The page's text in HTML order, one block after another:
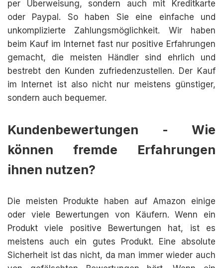
per Überweisung, sondern auch mit Kreditkarte
oder Paypal. So haben Sie eine einfache und
unkomplizierte Zahlungsmöglichkeit. Wir haben
beim Kauf im Internet fast nur positive Erfahrungen
gemacht, die meisten Händler sind ehrlich und
bestrebt den Kunden zufriedenzustellen. Der Kauf
im Internet ist also nicht nur meistens günstiger,
sondern auch bequemer.
Kundenbewertungen - Wie
können fremde Erfahrungen
ihnen nutzen?
Die meisten Produkte haben auf Amazon einige
oder viele Bewertungen von Käufern. Wenn ein
Produkt viele positive Bewertungen hat, ist es
meistens auch ein gutes Produkt. Eine absolute
Sicherheit ist das nicht, da man immer wieder auch